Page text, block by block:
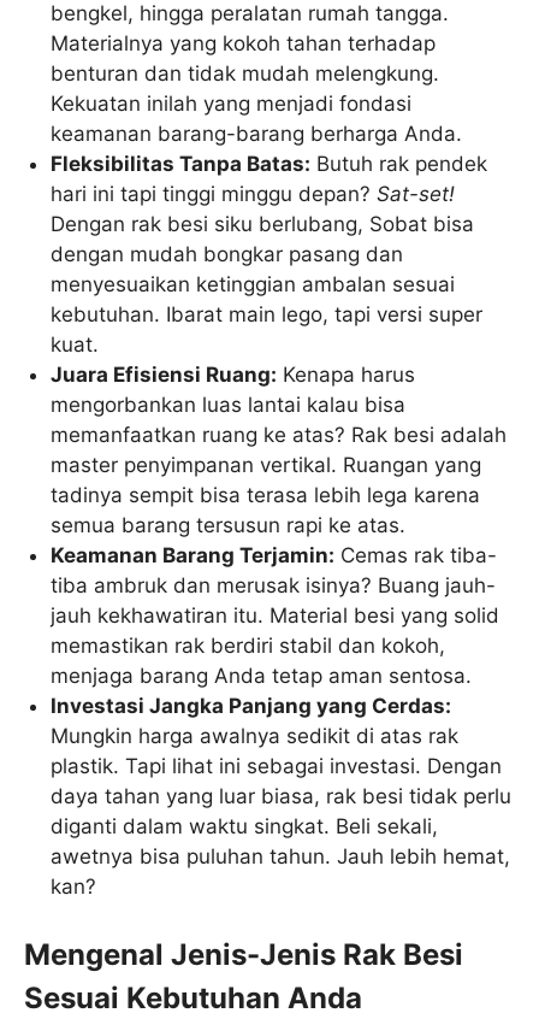
bengkel, hingga peralatan rumah tangga.
Materialnya yang kokoh tahan terhadap
benturan dan tidak mudah melengkung.
Kekuatan inilah yang menjadi fondasi
keamanan barang-barang berharga Anda.
Fleksibilitas Tanpa Batas: Butuh rak pendek
hari ini tapi tinggi minggu depan?Sat-set!
Dengan rak besi siku berlubang, Sobat bisa
dengan mudah bongkar pasang dan
menyesuaikan ketinggian ambalan sesuai
kebutuhan. Ibarat main lego, tapi versi super
kuat.
Juara Efisiensi Ruang: Kenapa harus
mengorbankan luas lantai kalau bisa
memanfaatkan ruang ke atas? Rak besi adalah
master penyimpanan vertikal. Ruangan yang
tadinya sempit bisa terasa lebih lega karena
semua barang tersusun rapi ke atas.
Keamanan Barang Terjamin: Cemas rak tiba-
tiba ambruk dan merusak isinya? Buang jauh-
jauh kekhawatiran itu. Material besi yang solid
memastikan rak berdiri stabil dan kokoh,
menjaga barang Anda tetap aman sentosa.
Investasi Jangka Panjang yang Cerdas:
Mungkin harga awalnya sedikit di atas rak
plastik. Tapi lihat ini sebagai investasi. Dengan
daya tahan yang luar biasa, rak besi tidak perlu
diganti dalam waktu singkat. Beli sekali,
awetnya bisa puluhan tahun. Jauh lebih hemat,
kan?
Mengenal Jenis-Jenis Rak Besi
Sesuai Kebutuhan Anda